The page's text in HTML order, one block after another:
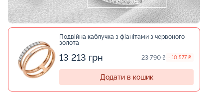
Подвійна каблучка з фіанітами з червоного
золота
13 213 грн 23 790 ₴ - 10 577 ₴
Додати в кошик